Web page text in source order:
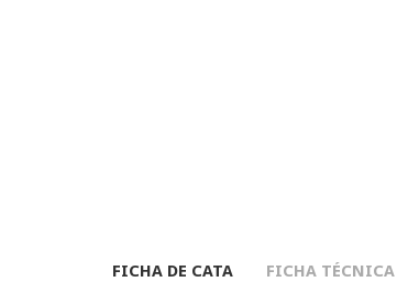
FICHA DE CATA FICHA TÉCNICA